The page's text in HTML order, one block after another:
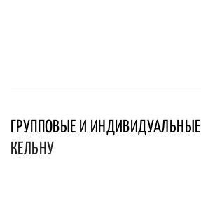
ГРУППОВЫЕ И ИНДИВИДУАЛЬНЫЕ
КЕЛЬНУ